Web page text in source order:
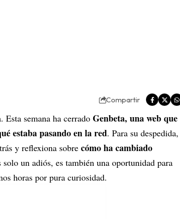
Compartir
Esta semana ha cerrado Genbeta, una web que
estaba pasando en la red. Para su despedida,
y reflexiona sobre cómo ha cambiado
un adiós, es también una oportunidad para
horas por pura curiosidad.